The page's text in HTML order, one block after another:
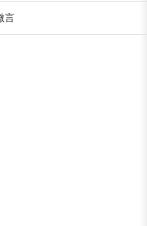
言